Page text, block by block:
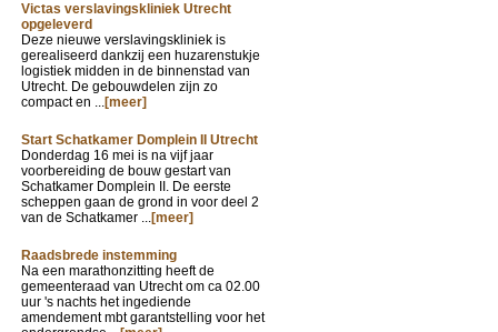
Victas verslavingskliniek Utrecht
opgeleverd
Deze nieuwe verslavingskliniek is
gerealiseerd dankzij een huzarenstukje
logistiek midden in de binnenstad van
Utrecht. De gebouwdelen zijn zo
compact en ...[meer]
Start Schatkamer Domplein II Utrecht
Donderdag 16 mei is na vijf jaar
voorbereiding de bouw gestart van
Schatkamer Domplein II. De eerste
scheppen gaan de grond in voor deel 2
van de Schatkamer ...[meer]
Raadsbrede instemming
Na een marathonzitting heeft de
gemeenteraad van Utrecht om ca 02.00
uur 's nachts het ingediende
amendement mbt garantstelling voor het